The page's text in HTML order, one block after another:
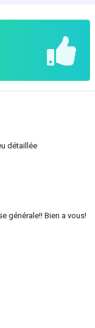
détaillée
générale!! Bien a vous!